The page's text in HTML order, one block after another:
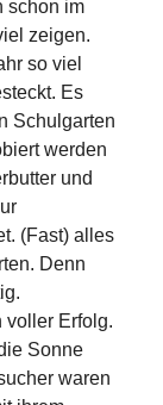
schon im
zeigen.
so viel
Es
Schulgarten
werden
und
(Fast) alles
Denn
voller Erfolg.
Sonne
waren